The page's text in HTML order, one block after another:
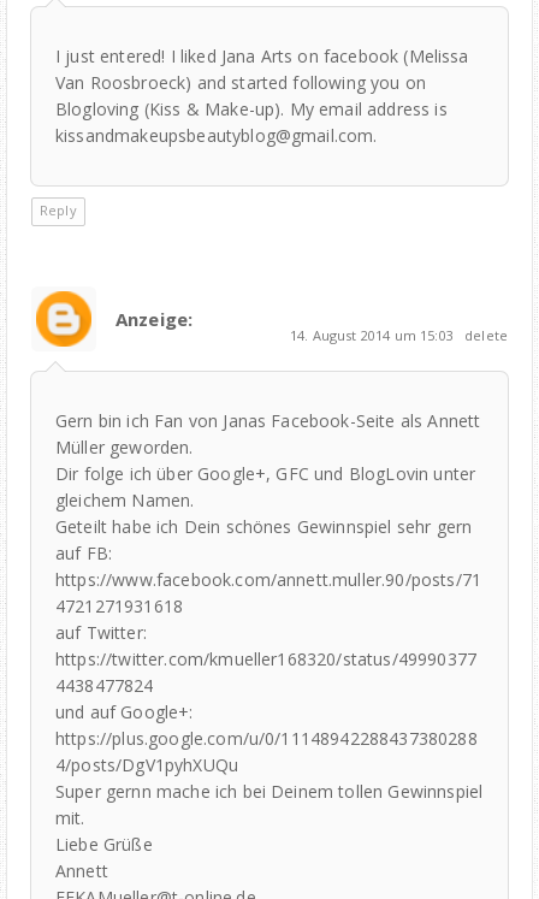
I just entered! I liked Jana Arts on facebook (Melissa
Van Roosbroeck) and started following you on
Blogloving (Kiss & Make-up). My email address is
kissandmakeupsbeautyblog@gmail.com.
Reply
Anzeige:
14. August 2014 um 15:03 delete
Gern bin ich Fan von Janas Facebook-Seite als Annett
Müller geworden.
Dir folge ich über Google+, GFC und BlogLovin unter
gleichem Namen.
Geteilt habe ich Dein schönes Gewinnspiel sehr gern
auf FB:
https://www.facebook.com/annett.muller.90/posts/71
4721271931618
auf Twitter:
https://twitter.com/kmueller168320/status/49990377
4438477824
und auf Google+:
https://plus.google.com/u/0/11148942288437380288
4/posts/DgV1pyhXUQu
Super gernn mache ich bei Deinem tollen Gewinnspiel
mit.
Liebe Grüße
Annett